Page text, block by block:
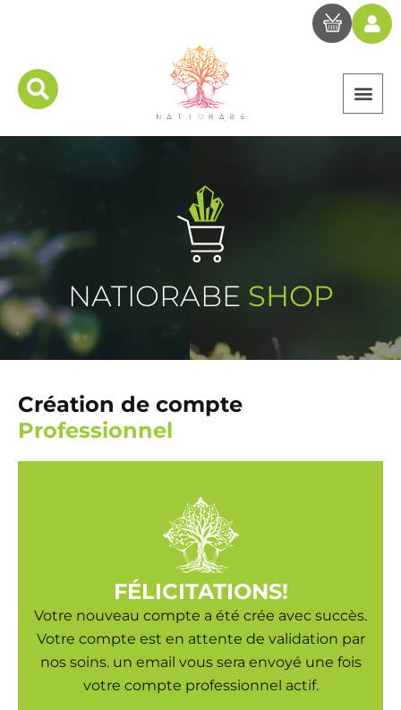
NATIORABE SHOP
Création de compte
Professionnel
FÉLICITATIONS!
Votre nouveau compte a été crée avec succès.
Votre compte est en attente de validation par
nos soins. un email vous sera envoyé une fois
votre compte professionnel actif.